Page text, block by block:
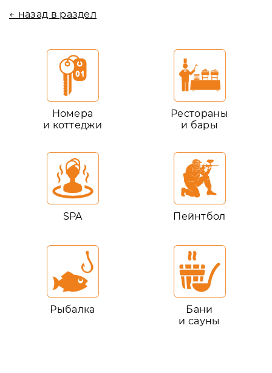
← назад в раздел
Номера
и коттеджи
Рестораны
и бары
SPA Пейнтбол
Рыбалка
Бани
и сауны